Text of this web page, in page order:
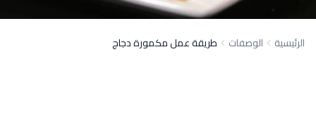
الرئيسية الوصفات طريقة عمل مكمورة دجاج